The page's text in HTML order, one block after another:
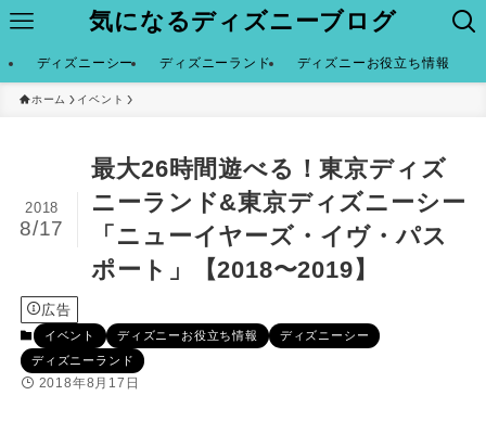
気になるディズニーブログ
ディズニーシー ディズニーランド ディズニーお役立ち情報
ホーム イベント
最大26時間遊べる！東京ディズ
ニーランド&東京ディズニーシー
「ニューイヤーズ・イヴ・パス
ポート」【2018〜2019】
2018
8/17
広告
イベント ディズニーお役立ち情報
ディズニーシー
ディズニーランド
2018年8月17日